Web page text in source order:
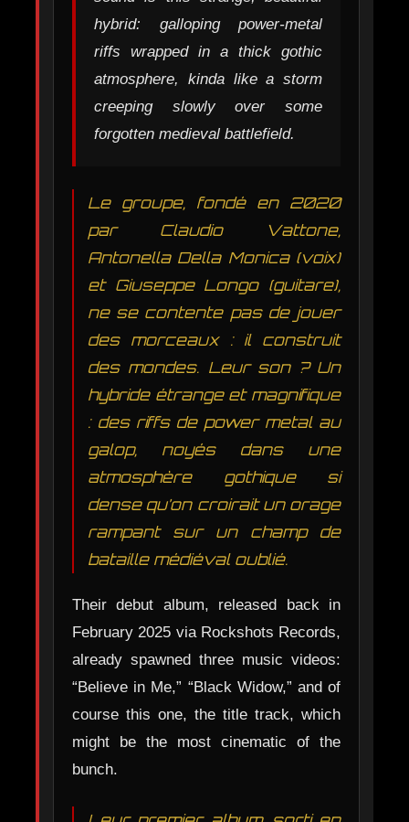
hybrid: galloping power-metal
riffs wrapped in a thick gothic
atmosphere, kinda like a storm
creeping slowly over some
forgotten medieval battlefield.
Le groupe, fondé en 2020
par Claudio Vattone,
Antonella Della Monica (voix)
et Giuseppe Longo (guitare),
ne se contente pas de jouer
des morceaux : il construit
des mondes. Leur son ? Un
hybride étrange et magnifique
: des riffs de power metal au
galop, noyés dans une
atmosphère gothique si
dense qu’on croirait un orage
rampant sur un champ de
bataille médiéval oublié.
Their debut album, released back in
February 2025 via Rockshots Records,
already spawned three music videos:
“Believe in Me,” “Black Widow,” and of
course this one, the title track, which
might be the most cinematic of the
bunch.